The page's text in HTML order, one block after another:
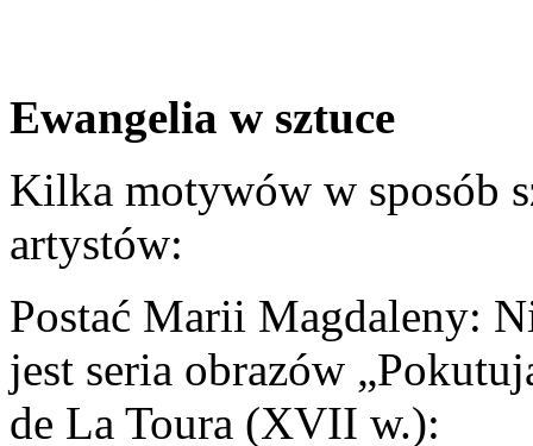
Ewangelia w sztuce
Kilka motywów w sposób
artystów:
Postać Marii Magdaleny:
jest seria obrazów
de La Toura (XVII w.):